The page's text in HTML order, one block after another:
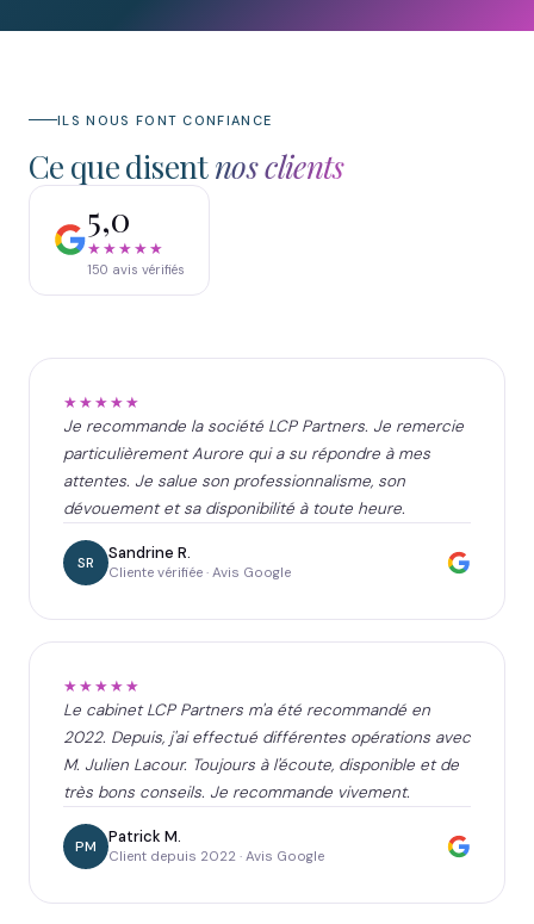
ILS NOUS FONT CONFIANCE
Ce que disentnos clients
5,0
★★★★★
150 avis vérifiés
★★★★★
Je recommande la société LCP Partners. Je remercie
particulièrement Aurore qui a su répondre à mes
attentes. Je salue son professionnalisme, son
dévouement et sa disponibilité à toute heure.
SR Sandrine R.
Cliente vérifiée · Avis Google
★★★★★
Le cabinet LCP Partners m'a été recommandé en
2022. Depuis, j'ai effectué différentes opérations avec
M. Julien Lacour. Toujours à l'écoute, disponible et de
très bons conseils. Je recommande vivement.
PM Patrick M.
Client depuis 2022 · Avis Google